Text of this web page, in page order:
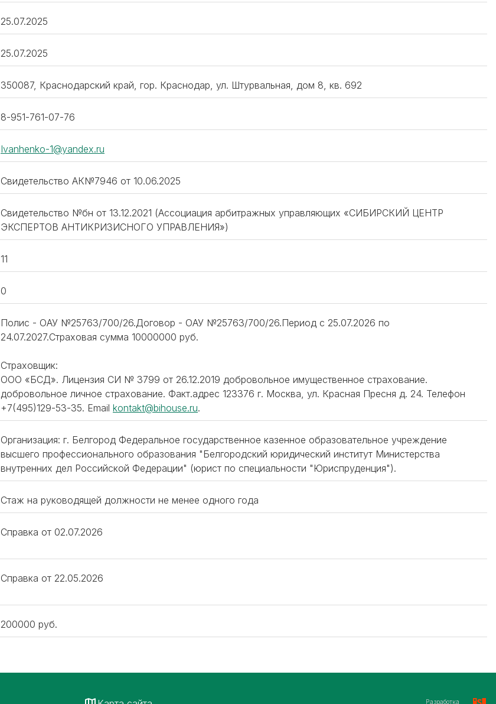
25.07.2025
25.07.2025
350087, Краснодарский край, гор. Краснодар, ул. Штурвальная, дом 8, кв. 692
8-951-761-07-76
Ivanhenko-1@yandex.ru
Свидетельство АК№7946 от 10.06.2025
Свидетельство №бн от 13.12.2021 (Ассоциация арбитражных управляющих «СИБИРСКИЙ ЦЕНТР
ЭКСПЕРТОВ АНТИКРИЗИСНОГО УПРАВЛЕНИЯ»)
11
0
Полис - ОАУ №25763/700/26.Договор - ОАУ №25763/700/26.Период с 25.07.2026 по
24.07.2027.Страховая сумма 10000000 руб.
Страховщик:
ООО «БСД». Лицензия СИ № 3799 от 26.12.2019 добровольное имущественное страхование.
добровольное личное страхование. Факт.адрес 123376 г. Москва, ул. Красная Пресня д. 24. Телефон
‪+7(495)129-53-35. Email kontakt@bihouse.ru.
Организация: г. Белгород Федеральное государственное казенное образовательное учреждение
высшего профессионального образования "Белгородский юридический институт Министерства
внутренних дел Российской Федерации" (юрист по специальности "Юриспруденция").
Стаж на руководящей должности не менее одного года
Справка от 02.07.2026
Справка от 22.05.2026
200000 руб.
Разработка